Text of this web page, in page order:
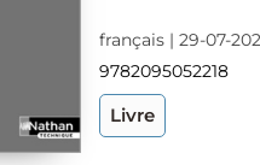
français | 29-07-
9782095052218
Livre